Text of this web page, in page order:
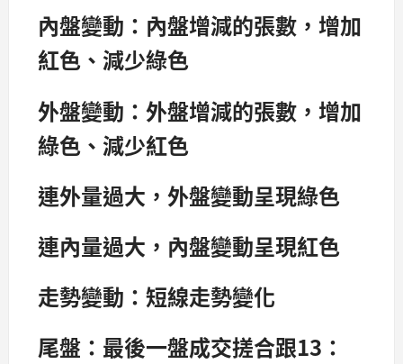
內盤變動：內盤增減的張數，增加
紅色、減少綠色
外盤變動：外盤增減的張數，增加
綠色、減少紅色
連外量過大，外盤變動呈現綠色
連內量過大，內盤變動呈現紅色
走勢變動：短線走勢變化
尾盤：最後一盤成交搓合跟13：